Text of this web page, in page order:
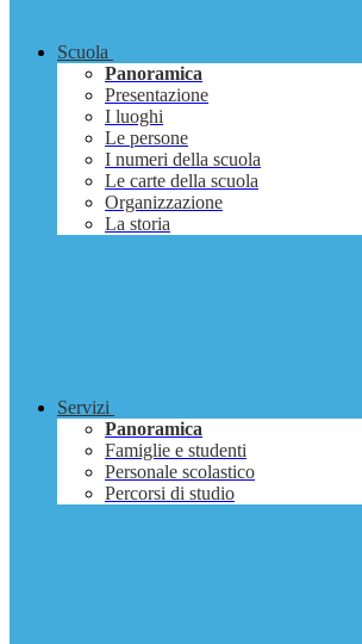
Scuola
Panoramica
Presentazione
I luoghi
Le persone
I numeri della scuola
Le carte della scuola
Organizzazione
La storia
Servizi
Panoramica
Famiglie e studenti
Personale scolastico
Percorsi di studio